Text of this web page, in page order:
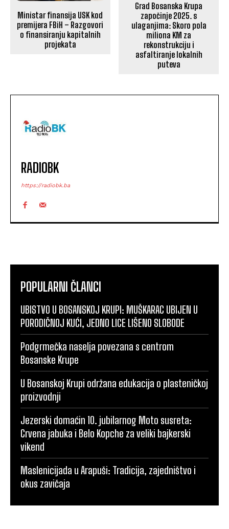
Ministar finansija USK kod
premijera FBiH – Razgovori
o finansiranju kapitalnih
projekata
Grad Bosanska Krupa
započinje 2025. s
ulaganjima: Skoro pola
miliona KM za
rekonstrukciju i
asfaltiranje lokalnih
puteva
RADIOBK
https://radiobk.ba
POPULARNI ČLANCI
UBISTVO U BOSANSKOJ KRUPI: MUŠKARAC UBIJEN U
PORODIČNOJ KUĆI, JEDNO LICE LIŠENO SLOBODE
Podgrmečka naselja povezana s centrom
Bosanske Krupe
U Bosanskoj Krupi održana edukacija o plasteničkoj
proizvodnji
Jezerski domaćin 10. jubilarnog Moto susreta:
Crvena jabuka i Belo Kopche za veliki bajkerski
vikend
Maslenicijada u Arapuši: Tradicija, zajedništvo i
okus zavičaja